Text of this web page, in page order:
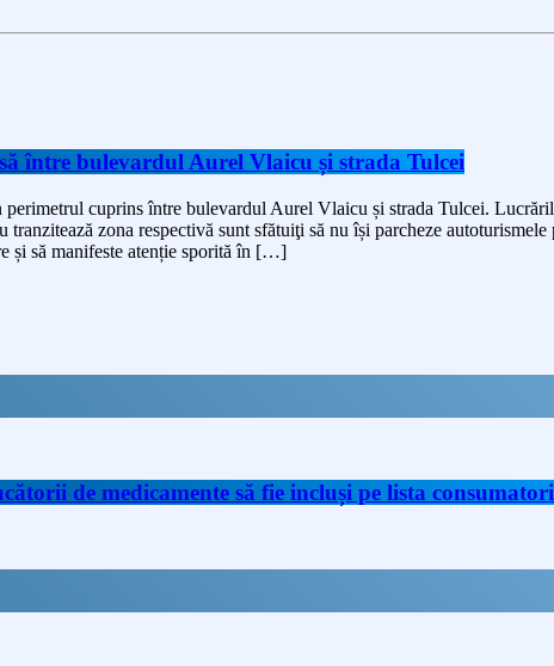
între bulevardul Aurel Vlaicu și strada Tulcei
cuprins între bulevardul Aurel Vlaicu și strada Tulcei.
zona respectivă sunt sfătuiţi să nu își parcheze
și să manifeste atenție sporită în […]
de medicamente să fie incluși pe lista